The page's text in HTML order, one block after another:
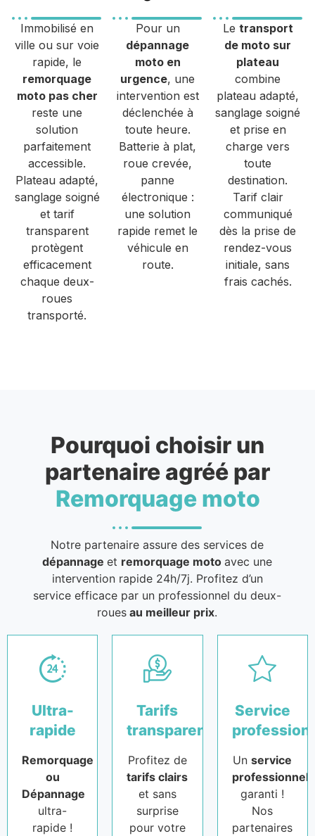
Immobilisé en
ville ou sur voie
rapide, le
remorquage
moto pas cher
reste une
solution
parfaitement
accessible.
Plateau adapté,
sanglage soigné
et tarif
transparent
protègent
efficacement
chaque deux-
roues
transporté.
Pour un
dépannage
moto en
urgence, une
intervention est
déclenchée à
toute heure.
Batterie à plat,
roue crevée,
panne
électronique :
une solution
rapide remet le
véhicule en
route.
Le transport
de moto sur
plateau
combine
plateau adapté,
sanglage soigné
et prise en
charge vers
toute
destination.
Tarif clair
communiqué
dès la prise de
rendez-vous
initiale, sans
frais cachés.
Pourquoi choisir un
partenaire agréé par
Remorquage moto
Notre partenaire assure des services de
dépannageet remorquage motoavec une
intervention rapide 24h/7j. Profitez d’un
service efficace par un professionnel du deux-
roues au meilleur prix.
Ultra-
rapide
Remorquage
ou
Dépannage
ultra-
rapide !
Tarifs
transparents
Profitez de
tarifs clairs
et sans
surprise
pour votre
Service
Unservice
professionnel
garanti !
Nos
partenaires